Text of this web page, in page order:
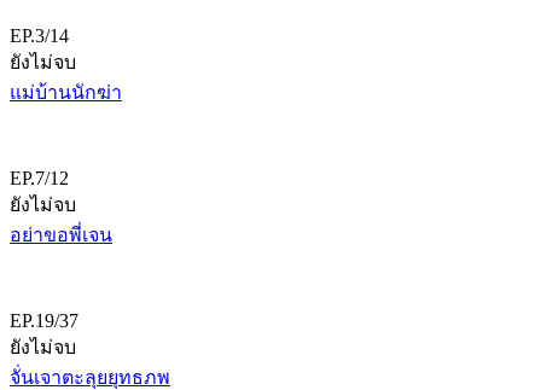
EP.3/14
ยังไม่จบ
แม่บ้านนักฆ่า
EP.7/12
ยังไม่จบ
อย่าขอพี่เจน
EP.19/37
ยังไม่จบ
จั่นเจาตะลุยยุทธภพ